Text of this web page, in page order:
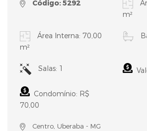
Código: 5292
m²
Área Interna: 70,00
m²
Salas: 1
Condomínio: R$
70,00
Centro, Uberaba - MG